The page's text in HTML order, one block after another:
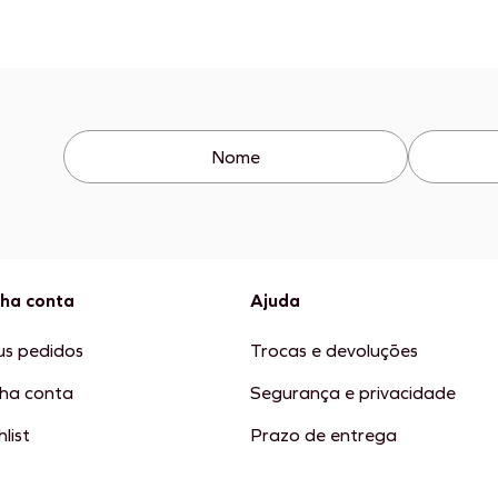
conta
pedidos
conta
Ajuda
Trocas e devoluções
Segurança e privacidade
Prazo de entrega